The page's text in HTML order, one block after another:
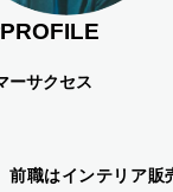
ーサクセス
職はインテリア販